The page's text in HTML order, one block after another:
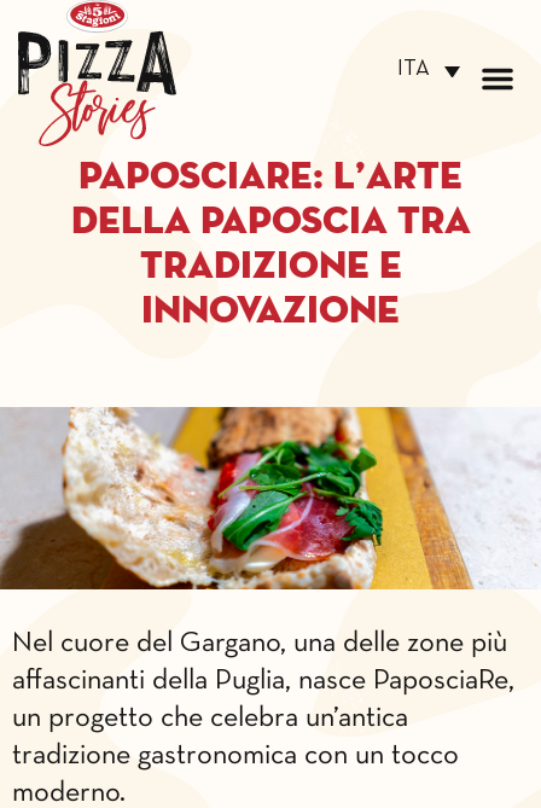
ITA
PaposciaRe: L’Arte
della Paposcia tra
Tradizione e
Innovazione
Nel cuore del Gargano, una delle zone più
affascinanti della Puglia, nasce PaposciaRe,
un progetto che celebra un’antica
tradizione gastronomica con un tocco
moderno.